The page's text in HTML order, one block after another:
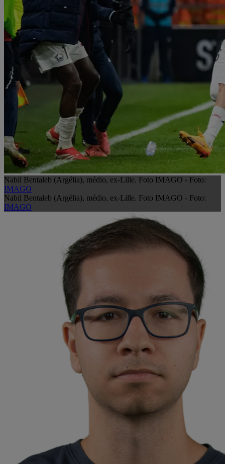
Nabil Bentaleb (Argélia), médio, ex-Lille. Foto IMAGO - Foto:
IMAGO
Nabil Bentaleb (Argélia), médio, ex-Lille. Foto IMAGO - Foto:
IMAGO